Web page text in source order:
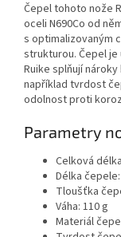
Čepel tohoto nože
oceli N690Co od
s optimalizovaným
strukturou. Čepel
Ruike splňují
například tvrdost
odolnost proti
Parametry
Celková
Délka
Tloušťka
Váha: 110 g
Materiál